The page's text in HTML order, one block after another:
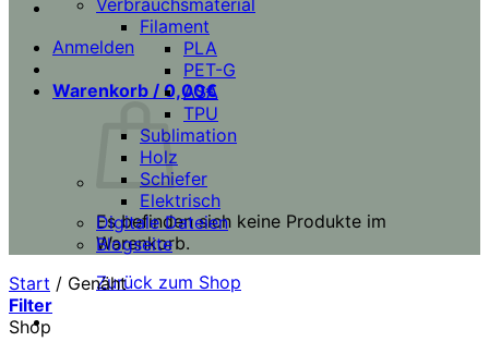
Anmelden
Warenkorb / 0,00€
Es befinden sich keine Produkte im
Warenkorb.
Zurück zum Shop
Verbrauchsmaterial
Filament
PLA
PET-G
ASA
TPU
Sublimation
Holz
Schiefer
Elektrisch
Digitale Dateien
Blogseite
Start / Genäht
Filter
Shop